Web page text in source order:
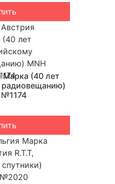
Марка (40 лет
№1174